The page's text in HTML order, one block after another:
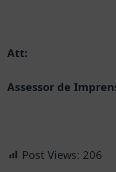
Att:
Assessor de
Post Views: 206